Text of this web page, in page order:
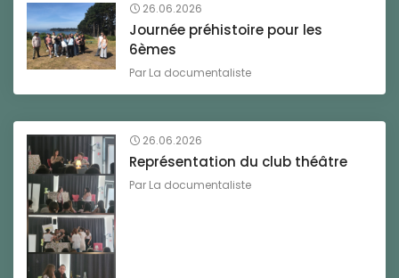
26.06.2026
Journée préhistoire pour les
6èmes
Par La documentaliste
26.06.2026
Représentation du club théâtre
Par La documentaliste